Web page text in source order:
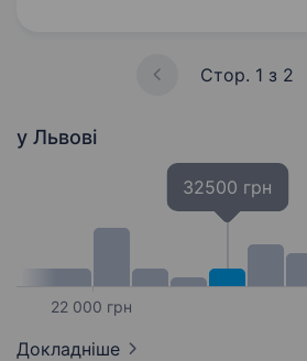
розширенням штату, з цією
оголошується конкурс на
Стор. 1 з 2
у Львові
22 000 грн
32500 грн
Докладніше